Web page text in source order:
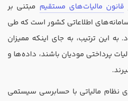
قانون مالیات‌های مستقیم مبتنی بر
اطلاعاتی کشور است که طی
این ترتیب، به جای اینکه ممیزان
پرداختی مودیان باشند، داده‌ها و
مالیاتی با حسابرسی سیستمی